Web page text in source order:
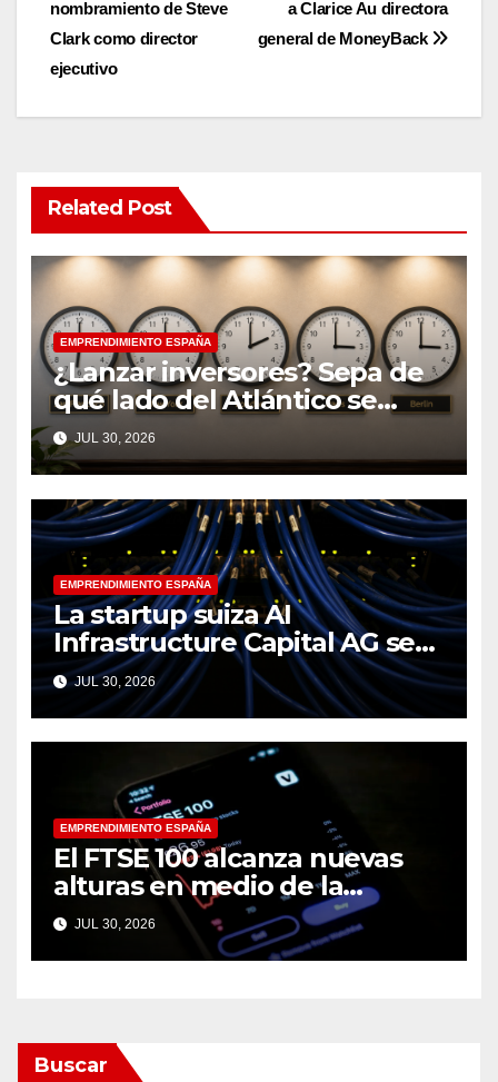
navigation
a Clarice Au directora
general de MoneyBack
nombramiento de Steve
Clark como director
ejecutivo
Related Post
EMPRENDIMIENTO ESPAÑA
¿Lanzar inversores? Sepa de
qué lado del Atlántico se
encuentra
JUL 30, 2026
EMPRENDIMIENTO ESPAÑA
La startup suiza AI
Infrastructure Capital AG se
lanza con 16 millones de
euros para abordar el cuello
de botella en la computación
JUL 30, 2026
EMPRENDIMIENTO ESPAÑA
El FTSE 100 alcanza nuevas
alturas en medio de la
incertidumbre del mercado
de la IA
JUL 30, 2026
Buscar